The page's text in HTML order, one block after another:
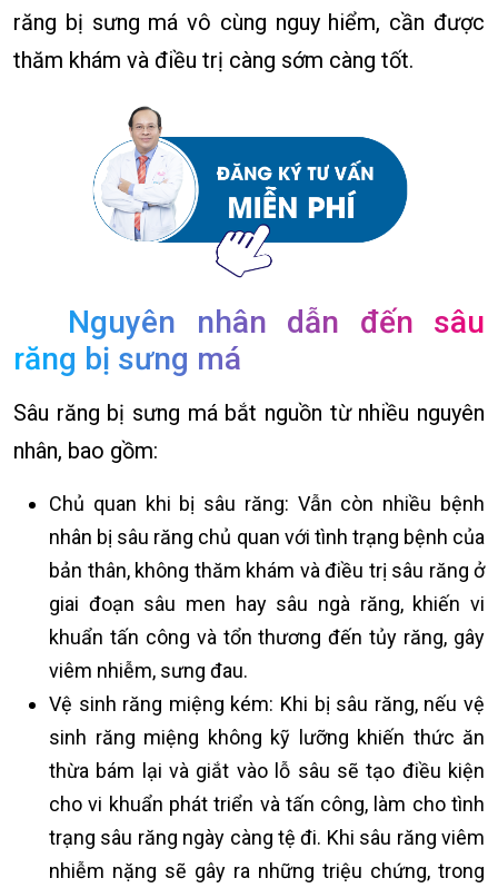
răng bị sưng má vô cùng nguy hiểm, cần được
thăm khám và điều trị càng sớm càng tốt.
Nguyên nhân dẫn đến sâu
răng bị sưng má
Sâu răng bị sưng má bắt nguồn từ nhiều nguyên
nhân, bao gồm:
Chủ quan khi bị sâu răng: Vẫn còn nhiều bệnh
nhân bị sâu răng chủ quan với tình trạng bệnh của
bản thân, không thăm khám và điều trị sâu răng ở
giai đoạn sâu men hay sâu ngà răng, khiến vi
khuẩn tấn công và tổn thương đến tủy răng, gây
viêm nhiễm, sưng đau.
Vệ sinh răng miệng kém: Khi bị sâu răng, nếu vệ
sinh răng miệng không kỹ lưỡng khiến thức ăn
thừa bám lại và giắt vào lỗ sâu sẽ tạo điều kiện
cho vi khuẩn phát triển và tấn công, làm cho tình
trạng sâu răng ngày càng tệ đi. Khi sâu răng viêm
nhiễm nặng sẽ gây ra những triệu chứng, trong